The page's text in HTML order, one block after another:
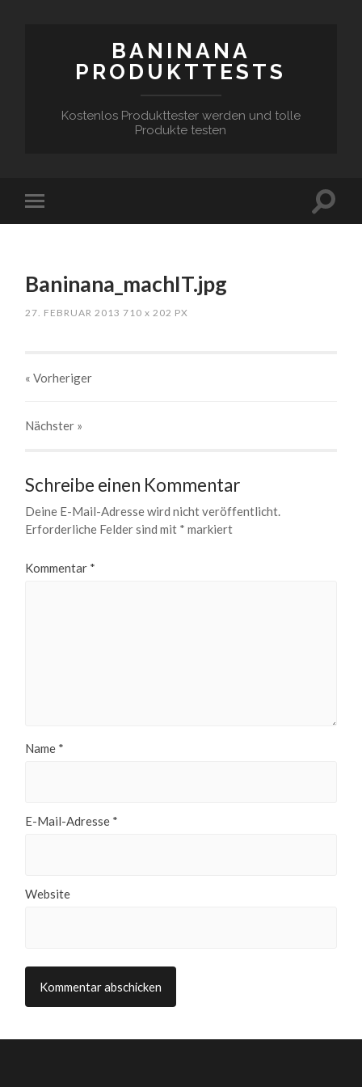
BANINANA
PRODUKTTESTS
Kostenlos Produkttester werden und tolle
Produkte testen
Baninana_machIT.jpg
27. FEBRUAR 2013 710x 202 PX
« Vorheriger
Nächster »
Schreibe einen Kommentar
Deine E-Mail-Adresse wird nicht veröffentlicht.
Erforderliche Felder sind mit * markiert
Kommentar *
Name *
E-Mail-Adresse *
Website